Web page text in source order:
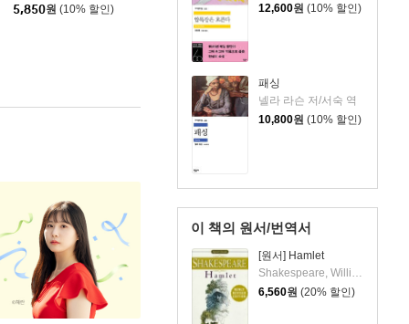
12,600원 (10% 할인)
패싱
넬라 라슨 저/서숙 역
10,800원 (10% 할인)
이 책의 원서/번역서
[원서] Hamlet
6,560원 (20% 할인)
5,850원 (10% 할인)